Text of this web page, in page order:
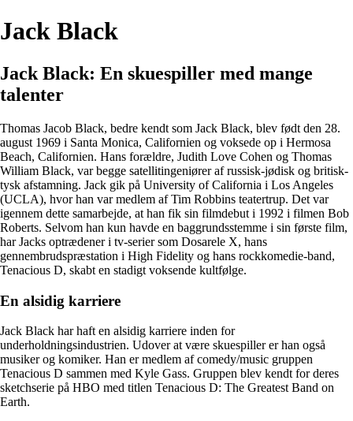
Jack Black
Jack Black: En skuespiller med mange
talenter
Thomas Jacob Black, bedre kendt som Jack Black, blev født den 28.
august 1969 i Santa Monica, Californien og voksede op i Hermosa
Beach, Californien. Hans forældre, Judith Love Cohen og Thomas
William Black, var begge satellitingeniører af russisk-jødisk og britisk-
tysk afstamning. Jack gik på University of California i Los Angeles
(UCLA), hvor han var medlem af Tim Robbins teatertrup. Det var
igennem dette samarbejde, at han fik sin filmdebut i 1992 i filmen Bob
Roberts. Selvom han kun havde en baggrundsstemme i sin første film,
har Jacks optrædener i tv-serier som Dosarele X, hans
gennembrudspræstation i High Fidelity og hans rockkomedie-band,
Tenacious D, skabt en stadigt voksende kultfølge.
En alsidig karriere
Jack Black har haft en alsidig karriere inden for
underholdningsindustrien. Udover at være skuespiller er han også
musiker og komiker. Han er medlem af comedy/music gruppen
Tenacious D sammen med Kyle Gass. Gruppen blev kendt for deres
sketchserie på HBO med titlen Tenacious D: The Greatest Band on
Earth.